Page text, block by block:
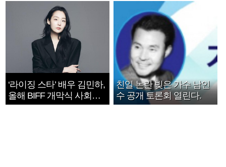
‘라이징 스타’ 배우 김민하,
올해 BIFF 개막식 사회자
확정
친일 논란 빚은 가수 남인
수 공개 토론회 열린다.